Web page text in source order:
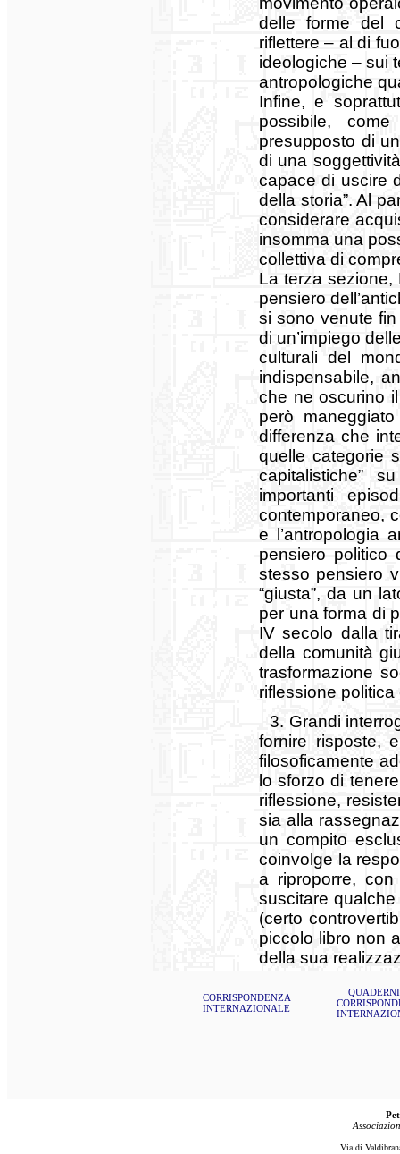
delle forme del
riflettere – al di
ideologiche – sui
antropologiche
Infine, e
possibile,
presupposto di
di una
capace di uscire
della storia”. Al
considerare
insomma una
collettiva di
La terza sezione,
pensiero
si sono venute
di un’impiego
culturali del
indispensabile,
che ne oscurino
però
differenza che
quelle categorie
capitalistiche”
importanti
contemporaneo,
e l’antropologia
pensiero politico
stesso pensiero
“giusta”, da un
per una forma di
IV secolo dalla
della comunità
trasformazione
riflessione
3. Grandi
fornire risposte,
filosoficamente
lo sforzo di
riflessione,
sia alla
un compito
coinvolge la
a riproporre,
suscitare
(certo
piccolo libro non
della sua
CORRISPONDENZA
INTERNAZIONALE
Via di